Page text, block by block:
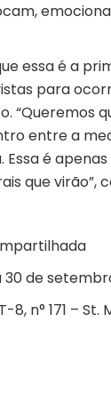
essa é a
para
“Queremos
entre a
é
que virão”,
de
8, n° 171 –